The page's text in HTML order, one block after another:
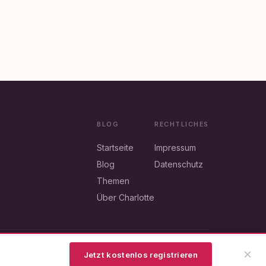
Jetzt kostenlos registrieren ×
BLOG
Startseite
Blog
Themen
Über Charlotte
RECHTLICHES
Impressum
Datenschutz